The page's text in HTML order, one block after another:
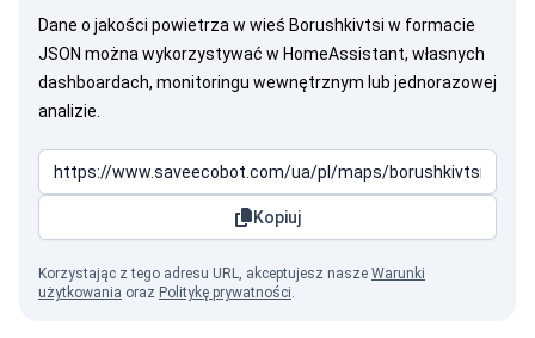
Dane o jakości powietrza w wieś Borushkivtsi w formacie
JSON można wykorzystywać w HomeAssistant, własnych
dashboardach, monitoringu wewnętrznym lub jednorazowej
analizie.
Kopiuj
Korzystając z tego adresu URL, akceptujesz nasze Warunki
użytkowania oraz Politykę prywatności.